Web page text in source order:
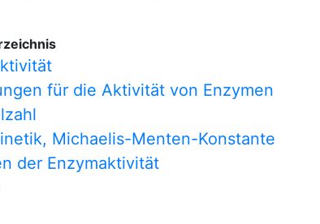
für die Aktivität von Enzymen
Michaelis-Menten-Konstante
der Enzymaktivität